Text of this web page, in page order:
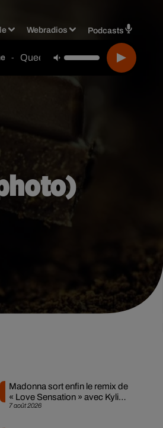
Webradios Podcasts
- Queen
7 août 2026
Madonna sort enfin le remix de
« Love Sensation » avec Kylie
Minogue